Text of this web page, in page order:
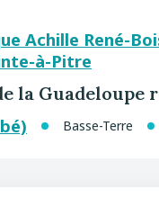
Achille René-
à-Pitre
la Guadeloupe
Basse-Terre